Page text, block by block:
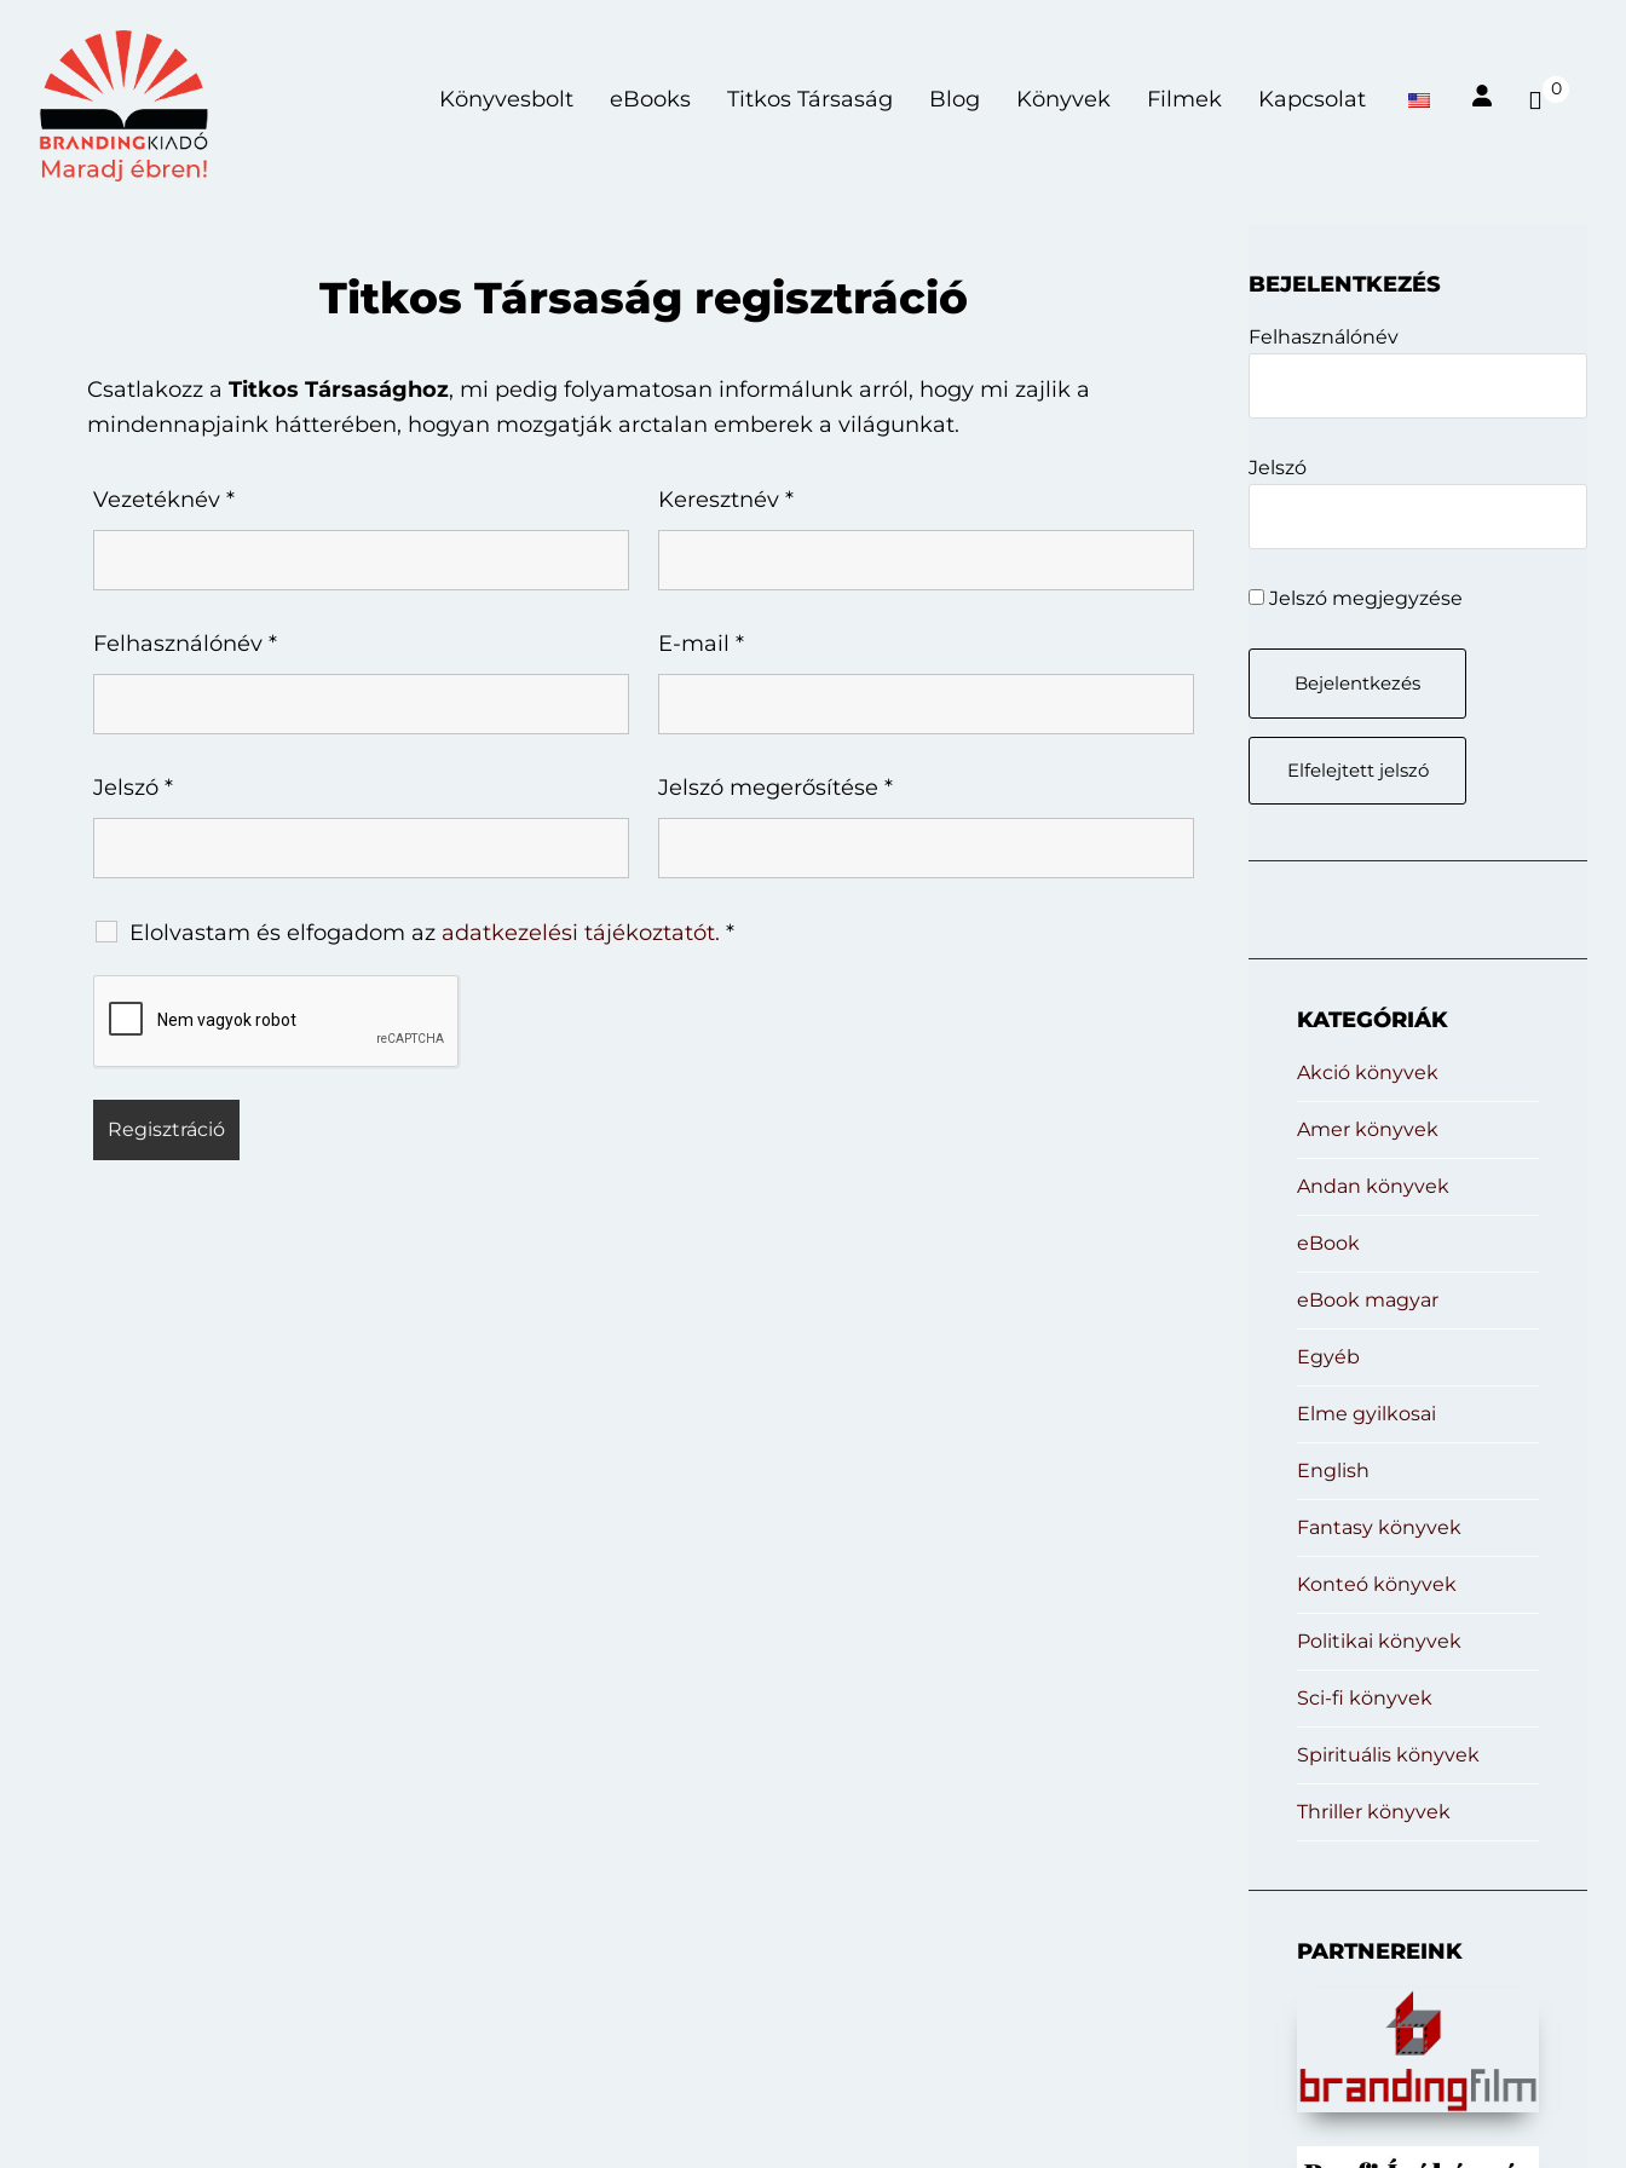
main
content
elsődleges
oldalsávhoz
Könyvesbolt eBooks Titkos Társaság Blog Könyvek Filmek Kapcsolat Show
0
Titkos Társaság regisztráció
Csatlakozz a Titkos Társasághoz, mi pedig folyamatosan informálunk arról, hogy mi zajlik a
mindennapjaink hátterében, hogyan mozgatják arctalan emberek a világunkat.
Vezetéknév * Keresztnév *
Felhasználónév * E-mail *
Jelszó * Jelszó megerősítése *
Elolvastam és elfogadom az adatkezelési tájékoztatót. *
oldalsáv
BEJELENTKEZÉS
Felhasználónév
Jelszó
Jelszó megjegyzése
Elfelejtett jelszó
KATEGÓRIÁK
Akció könyvek
Amer könyvek
Andan könyvek
eBook
eBook magyar
Egyéb
Elme gyilkosai
English
Fantasy könyvek
Konteó könyvek
Politikai könyvek
Sci-fi könyvek
Spirituális könyvek
Thriller könyvek
PARTNEREINK